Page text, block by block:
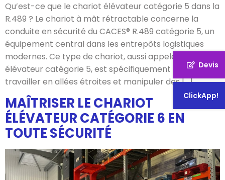
Devis
ClickApp!
Qu’est-ce que le chariot élévateur catégorie 5 dans la
R.489 ? Le chariot à mât rétractable concerne la
conduite en sécurité du CACES® R.489 catégorie 5, un
équipement central dans les entrepôts logistiques
modernes. Ce type de chariot, aussi appelé chariot
élévateur catégorie 5, est spécifiquement conçu pour
travailler en allées étroites et manipuler des […]
MAÎTRISER LE CHARIOT
ÉLÉVATEUR CATÉGORIE 6 EN
TOUTE SÉCURITÉ